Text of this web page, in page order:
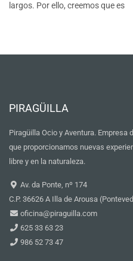
largos. Por ello, creemos que es
PIRAGÜILLA
Piragüilla Ocio y Aventura. Empresa
que proporcionamos nuevas
libre y en la naturaleza.
Av. da Ponte, nº 174
C.P. 36626 A Illa de Arousa
oficina@piraguilla.com
625 33 63 23
986 52 73 47